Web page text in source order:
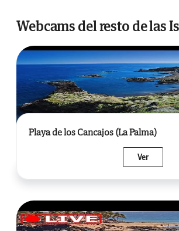
Webcams del resto de las
Playa de los Cancajos (La Palma)
Ver